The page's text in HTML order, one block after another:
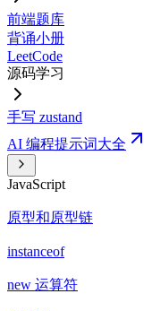
前端题库
背诵小册
LeetCode
源码学习
手写 zustand
AI 编程提示词大全
JavaScript
原型和原型链
instanceof
new 运算符